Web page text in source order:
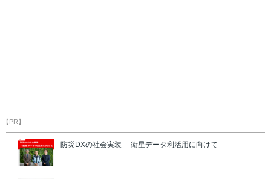
【PR】
防災DXの社会実装 －衛星データ利活用に向けて